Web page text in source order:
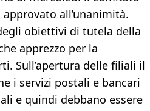
all’unanimità.
obiettivi di tutela della
apprezzo per la
Sull’apertura delle filiali il
i servizi postali e bancari
e quindi debbano essere